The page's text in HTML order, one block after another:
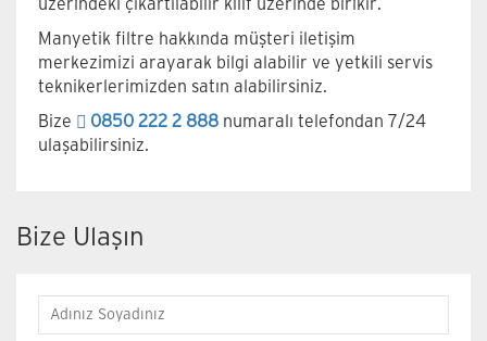
üzerindeki çıkartılabilir kılıf üzerinde birikir.
Manyetik filtre hakkında müşteri iletişim
merkezimizi arayarak bilgi alabilir ve yetkili servis
teknikerlerimizden satın alabilirsiniz.
Bize 0850 222 2 888 numaralı telefondan 7/24
ulaşabilirsiniz.
Bize Ulaşın